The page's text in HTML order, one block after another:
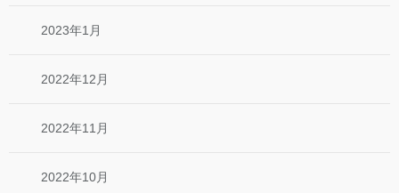
2023年1月
2022年12月
2022年11月
2022年10月